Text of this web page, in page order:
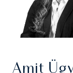
Amit